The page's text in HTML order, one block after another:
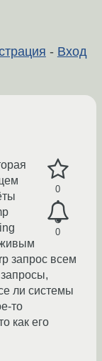
- Вход
0
0
живым
запрос всем
ли системы
то
как его